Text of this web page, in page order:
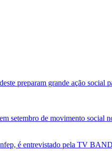
preparam grande ação
setembro de movimento social
é entrevistado pela TV